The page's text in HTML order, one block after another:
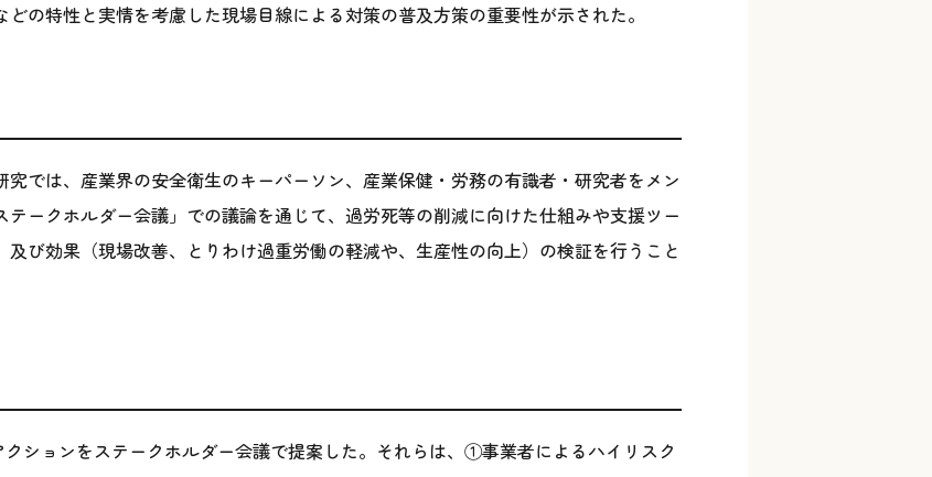
の特性と実情を考慮した現場目線による対策の普及方策の重要性が示された。
究では、産業界の安全衛生のキーパーソン、産業保健・労務の有識者・研究者をメン
ークホルダー会議」での議論を通じて、過労死等の削減に向けた仕組みや支援ツー
び効果（現場改善、とりわけ過重労働の軽減や、生産性の向上）の検証を行うこと
ションをステークホルダー会議で提案した。それらは、①事業者によるハイリスク